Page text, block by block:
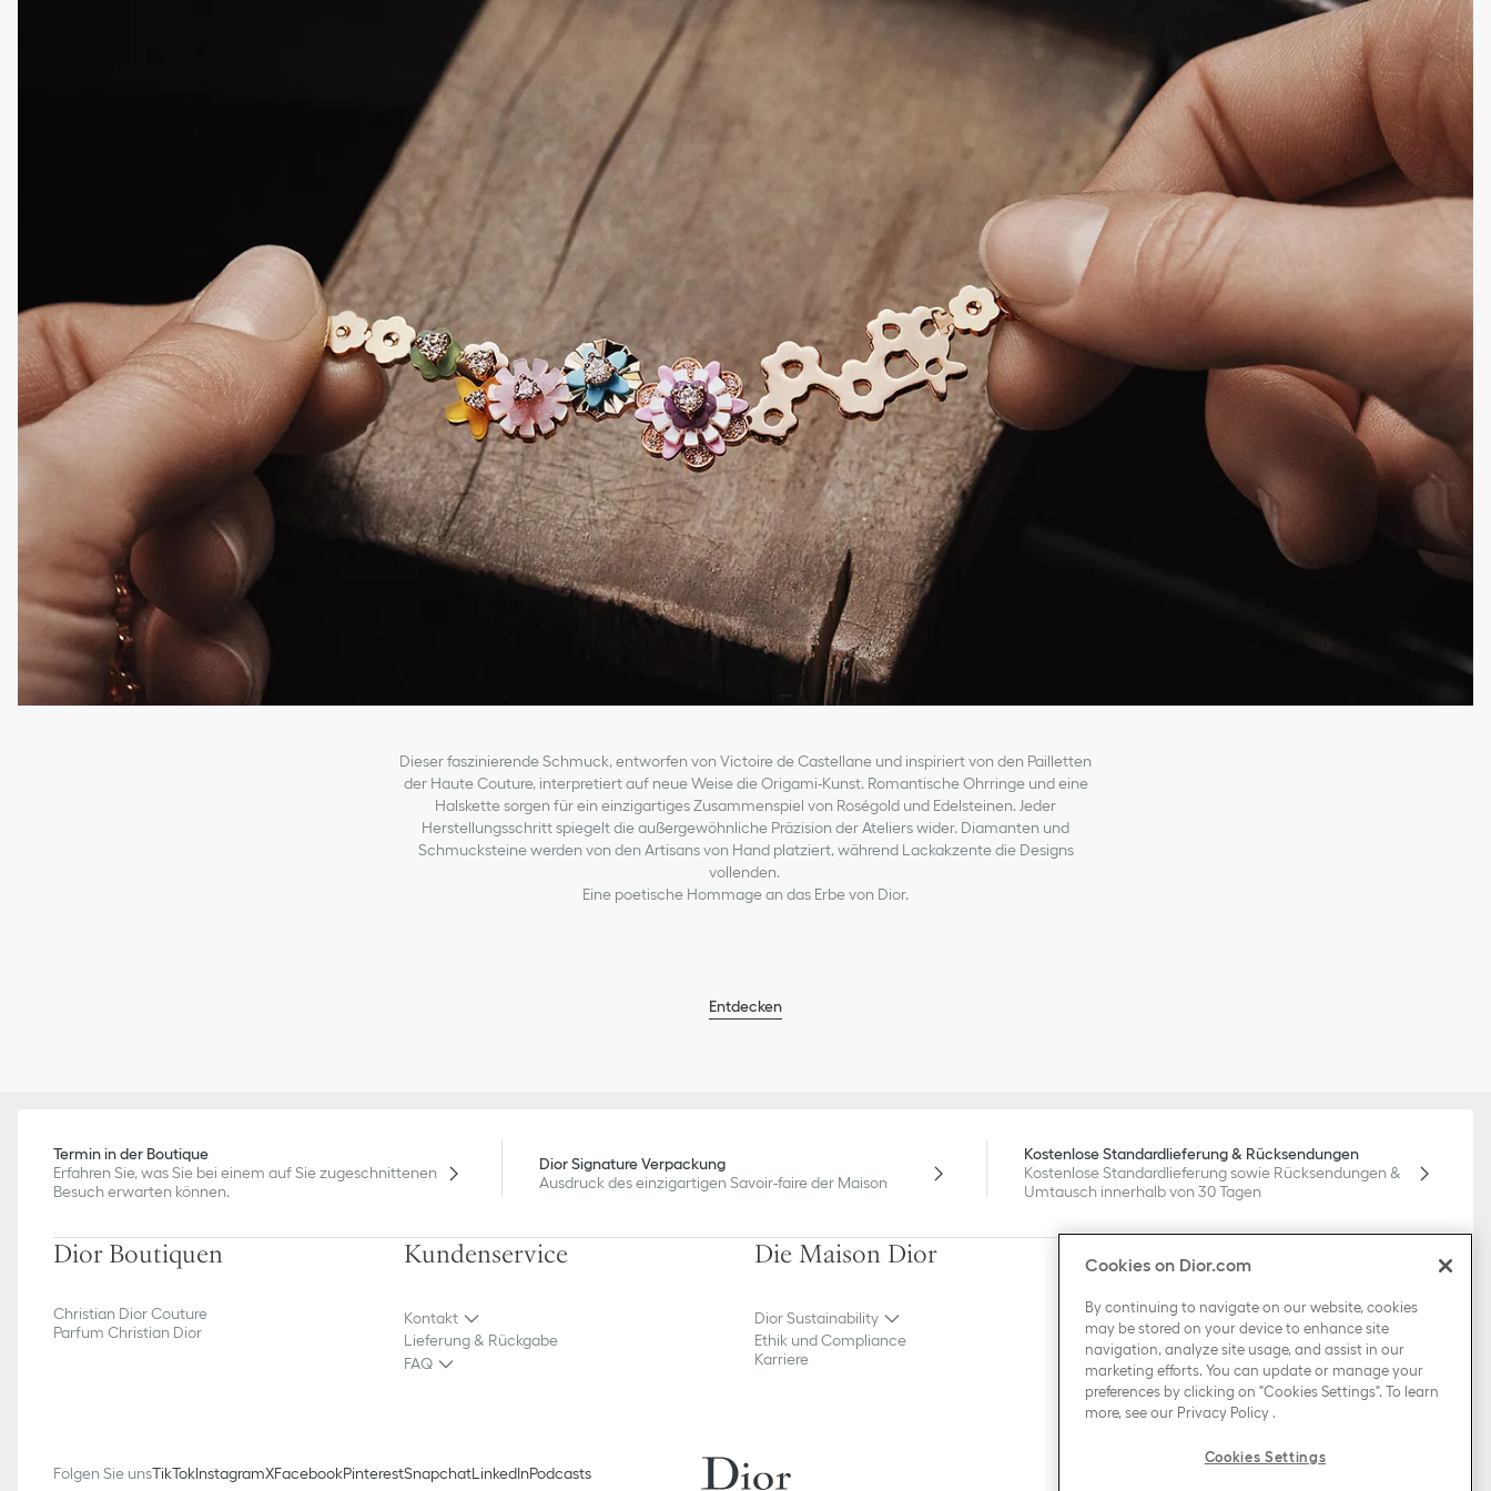
Dieser faszinierende Schmuck, entworfen von Victoire de Castellane und inspiriert von den Pailletten
der Haute Couture, interpretiert auf neue Weise die Origami-Kunst. Romantische Ohrringe und eine
Halskette sorgen für ein einzigartiges Zusammenspiel von Roségold und Edelsteinen. Jeder
Herstellungsschritt spiegelt die außergewöhnliche Präzision der Ateliers wider. Diamanten und
Schmucksteine werden von den Artisans von Hand platziert, während Lackakzente die Designs
vollenden.
Eine poetische Hommage an das Erbe von Dior.
Entdecken
Termin in der Boutique
Erfahren Sie, was Sie bei einem auf Sie zugeschnittenen
Besuch erwarten können.
Dior Signature Verpackung
Ausdruck des einzigartigen Savoir-faire der Maison
Kostenlose Standardlieferung & Rücksendungen
Kostenlose Standardlieferung sowie Rücksendungen &
Umtausch innerhalb von 30 Tagen
Dior Boutiquen
Christian Dior Couture
Parfum Christian Dior
Kundenservice
Kontakt
Lieferung & Rückgabe
FAQ
Die Maison Dior
Dior Sustainability
Ethik und Compliance
Karriere
Rechtliche Hinweise
Rechtliche Hinweise
Datenschutzhinweis
Do not sell or share my personal information
Allgemeine Geschäftsbedingungen
Sitemap
Land / RegionÖsterreich (Deutsch)
Folgen Sie unsTikTokInstagramXFacebookPinterestSnapchatLinkedInPodcasts
Cookies on Dior.com
By continuing to navigate on our website, cookies
may be stored on your device to enhance site
navigation, analyze site usage, and assist in our
marketing efforts. You can update or manage your
preferences by clicking on "Cookies Settings". To learn
more, see our Privacy Policy .
Cookies Settings